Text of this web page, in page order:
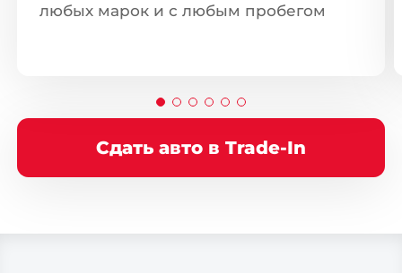
любых марок и с любым пробегом
Сдать авто в Trade-In